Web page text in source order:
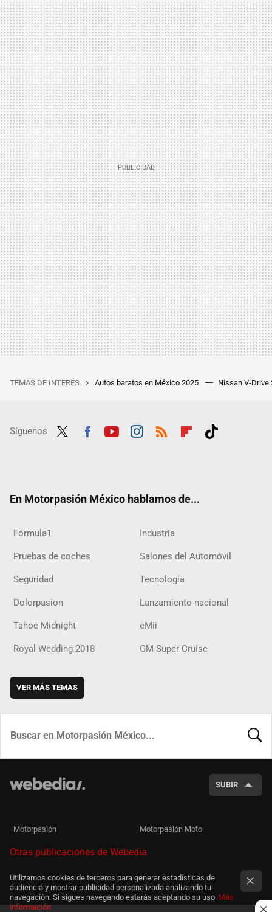
TEMAS DE INTERÉS Autos baratos en México 2025 Nissan V-Drive
Síguenos
En Motorpasión México hablamos de...
Fórmula1 Industria
Pruebas de coches Salones del Automóvil
Seguridad Tecnología
Dolorpasion Lanzamiento nacional
Tahoe Midnight eMii
Royal Wedding 2018 GM Super Cruise
VER MÁS TEMAS
SUBIR
Motorpasión Motorpasión Moto
Otras publicaciones de Webedia
Utilizamos cookies de terceros para generar estadísticas de
audiencia y mostrar publicidad personalizada analizando tu
navegación. Si sigues navegando estarás aceptando su uso. Más
información